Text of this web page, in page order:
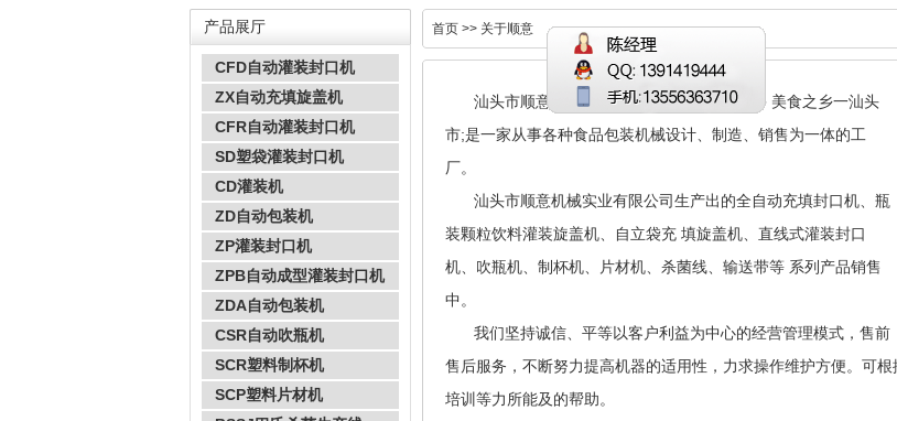
产品展厅
CFD自动灌装封口机
ZX自动充填旋盖机
CFR自动灌装封口机
SD塑袋灌装封口机
CD灌装机
ZD自动包装机
ZP灌装封口机
ZPB自动成型灌装封口机
ZDA自动包装机
CSR自动吹瓶机
SCR塑料制杯机
SCP塑料片材机
首页 >> 关于顺意
汕头市顺意机械实业有限公司位于海滨皱鲁 美食之乡一汕头
市;是一家从事各种食品包装机械设计、制造、销售为一体的工
厂。
汕头市顺意机械实业有限公司生产出的全自动充填封口机、瓶
装颗粒饮料灌装旋盖机、自立袋充 填旋盖机、直线式灌装封口
机、吹瓶机、制杯机、片材机、杀菌线、输送带等 系列产品销售
中。
我们坚持诚信、平等以客户利益为中心的经营管理模式，售前
售后服务，不断努力提高机器的适用性，力求操作维护方便。可
培训等力所能及的帮助。